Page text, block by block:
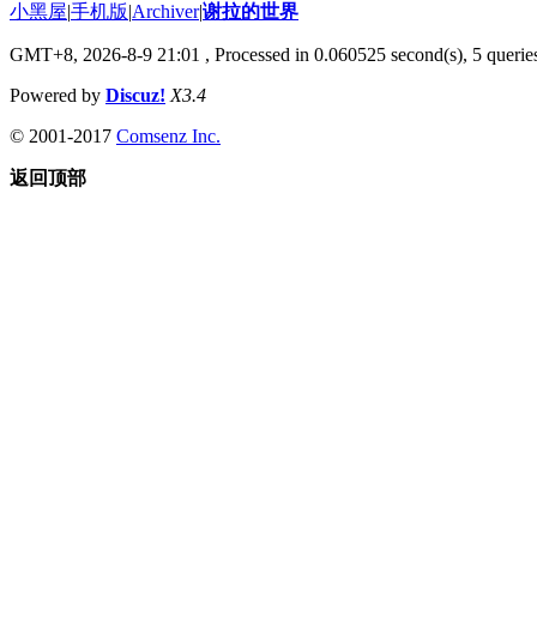
小黑屋|手机版|Archiver|谢拉的世界
GMT+8, 2026-8-9 21:01 , Processed in 0.060525 second(s), 5
Powered by Discuz! X3.4
© 2001-2017 Comsenz Inc.
返回顶部